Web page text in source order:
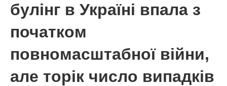
булінг в Україні впала з
початком
повномасштабної війни,
але торік число випадків